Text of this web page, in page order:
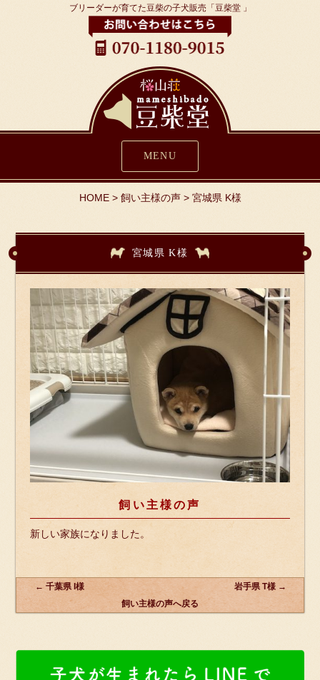
ブリーダーが育てた豆柴の子犬販売「豆柴堂 」
MENU
HOME> 飼い主様の声> 宮城県 K様
宮城県 K様
飼い主様の声
新しい家族になりました。
← 千葉県 I様 岩手県 T様 →
飼い主様の声へ戻る